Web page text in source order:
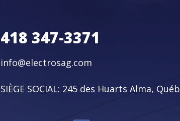
418 347-3371
info@electrosag.com
SIÈGE SOCIAL: 245 des Huarts Alma,